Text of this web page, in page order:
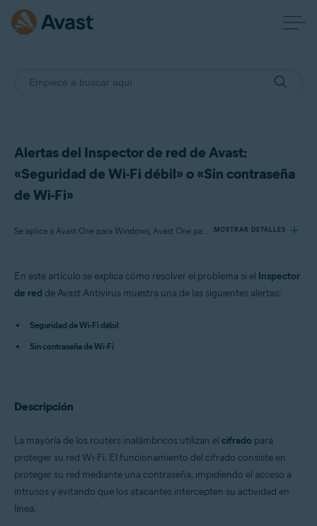
Alertas del Inspector de red de Avast:
«Seguridad de Wi-Fi débil» o «Sin contraseña
de Wi-Fi»
Se aplica a Avast One para Windows, Avast One para Mac, Avast One para Android, Avast One para iOS, Avast Premium Security para Windows, Avast Free Antivirus para Windows, Avast Premium Security para Mac, Avast Security para Mac, Avast Mobile Security Premium para Android MOSTRAR DETALLES
Avast One 22.x para Android
Avast One 22.x para iOS
Avast Mobile Security Premium 6.x para Android
Sistemas operativos:
Microsoft Windows 11 Home / Pro / Enterprise / Education
Microsoft Windows 8.x / Pro / Enterprise - 32 o 64 bits
Microsoft Windows 8/Pro/Enterprise - 32 o 64 bits
En este artículo se explica cómo resolver el problema si el Inspector
de red de Avast Antivirus muestra una de las siguientes alertas:
Seguridad de Wi-Fi débil
Sin contraseña de Wi-Fi
Descripción
La mayoría de los routers inalámbricos utilizan el cifrado para
proteger su red Wi-Fi. El funcionamiento del cifrado consiste en
proteger su red mediante una contraseña, impidiendo el acceso a
intrusos y evitando que los atacantes intercepten su actividad en
línea.